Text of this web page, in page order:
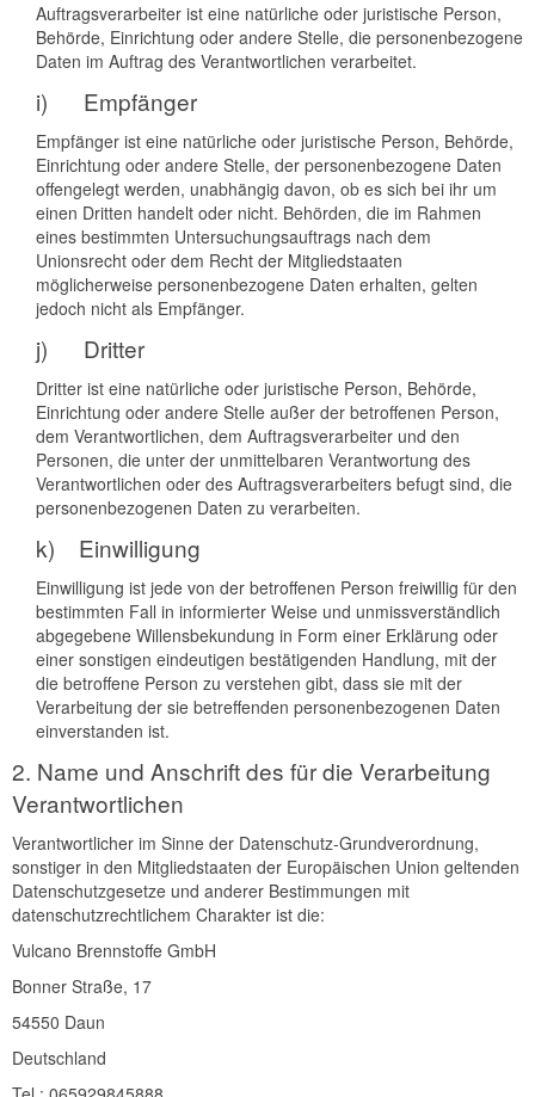
Auftragsverarbeiter ist eine natürliche oder juristische Person,
Behörde, Einrichtung oder andere Stelle, die personenbezogene
Daten im Auftrag des Verantwortlichen verarbeitet.
i) Empfänger
Empfänger ist eine natürliche oder juristische Person, Behörde,
Einrichtung oder andere Stelle, der personenbezogene Daten
offengelegt werden, unabhängig davon, ob es sich bei ihr um
einen Dritten handelt oder nicht. Behörden, die im Rahmen
eines bestimmten Untersuchungsauftrags nach dem
Unionsrecht oder dem Recht der Mitgliedstaaten
möglicherweise personenbezogene Daten erhalten, gelten
jedoch nicht als Empfänger.
j) Dritter
Dritter ist eine natürliche oder juristische Person, Behörde,
Einrichtung oder andere Stelle außer der betroffenen Person,
dem Verantwortlichen, dem Auftragsverarbeiter und den
Personen, die unter der unmittelbaren Verantwortung des
Verantwortlichen oder des Auftragsverarbeiters befugt sind, die
personenbezogenen Daten zu verarbeiten.
k) Einwilligung
Einwilligung ist jede von der betroffenen Person freiwillig für den
bestimmten Fall in informierter Weise und unmissverständlich
abgegebene Willensbekundung in Form einer Erklärung oder
einer sonstigen eindeutigen bestätigenden Handlung, mit der
die betroffene Person zu verstehen gibt, dass sie mit der
Verarbeitung der sie betreffenden personenbezogenen Daten
einverstanden ist.
2. Name und Anschrift des für die Verarbeitung
Verantwortlichen
Verantwortlicher im Sinne der Datenschutz-Grundverordnung,
sonstiger in den Mitgliedstaaten der Europäischen Union geltenden
Datenschutzgesetze und anderer Bestimmungen mit
datenschutzrechtlichem Charakter ist die:
Vulcano Brennstoffe GmbH
Bonner Straße, 17
54550 Daun
Deutschland